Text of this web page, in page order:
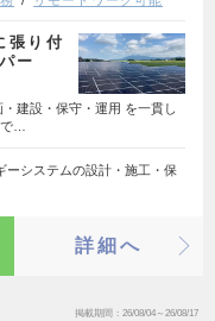
張り付
ー
建設・保守・運用 を一貫し
…
ーシステムの設計・施工・保
詳細へ
掲載期間 26/08/04～26/08/17